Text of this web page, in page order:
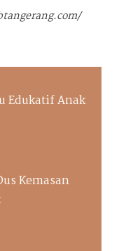
Edukatif Anak
Kemasan